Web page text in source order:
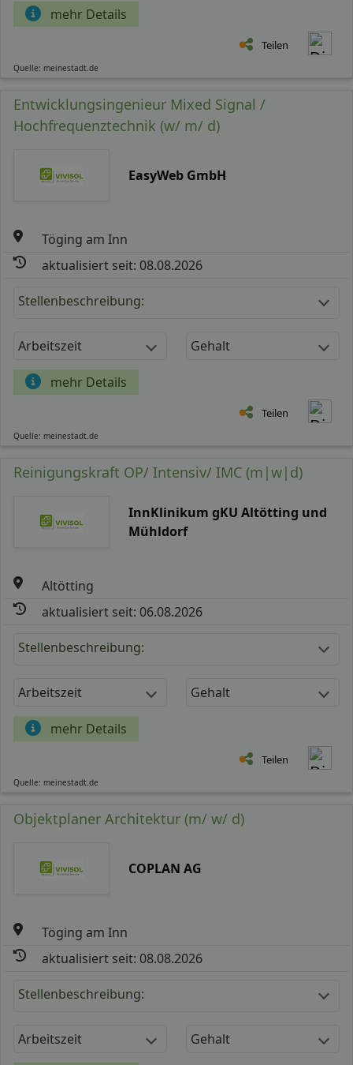
mehr Details
Teilen
Quelle: meinestadt.de
Entwicklungsingenieur Mixed Signal /
Hochfrequenztechnik (w/ m/ d)
EasyWeb GmbH
Töging am Inn
aktualisiert seit: 08.08.2026
Stellenbeschreibung:
Arbeitszeit Gehalt
mehr Details
Teilen
Quelle: meinestadt.de
Reinigungskraft OP/ Intensiv/ IMC (m|w|d)
InnKlinikum gKU Altötting und
Mühldorf
Altötting
aktualisiert seit: 06.08.2026
Stellenbeschreibung:
Arbeitszeit Gehalt
mehr Details
Teilen
Quelle: meinestadt.de
Objektplaner Architektur (m/ w/ d)
COPLAN AG
Töging am Inn
aktualisiert seit: 08.08.2026
Stellenbeschreibung:
Arbeitszeit Gehalt